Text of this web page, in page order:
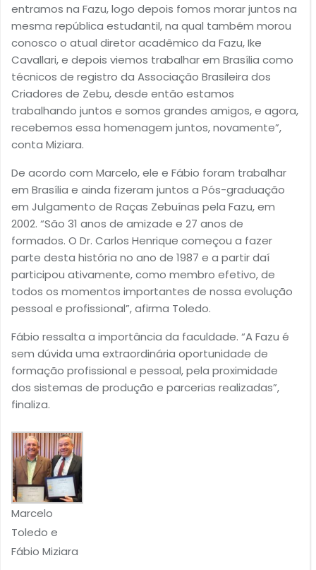
entramos na Fazu, logo depois fomos morar juntos na
mesma república estudantil, na qual também morou
conosco o atual diretor acadêmico da Fazu, Ike
Cavallari, e depois viemos trabalhar em Brasília como
técnicos de registro da Associação Brasileira dos
Criadores de Zebu, desde então estamos
trabalhando juntos e somos grandes amigos, e agora,
recebemos essa homenagem juntos, novamente”,
conta Miziara.
De acordo com Marcelo, ele e Fábio foram trabalhar
em Brasília e ainda fizeram juntos a Pós-graduação
em Julgamento de Raças Zebuínas pela Fazu, em
2002. “São 31 anos de amizade e 27 anos de
formados. O Dr. Carlos Henrique começou a fazer
parte desta história no ano de 1987 e a partir daí
participou ativamente, como membro efetivo, de
todos os momentos importantes de nossa evolução
pessoal e profissional”, afirma Toledo.
Fábio ressalta a importância da faculdade. “A Fazu é
sem dúvida uma extraordinária oportunidade de
formação profissional e pessoal, pela proximidade
dos sistemas de produção e parcerias realizadas”,
finaliza.
Marcelo
Toledo e
Fábio Miziara